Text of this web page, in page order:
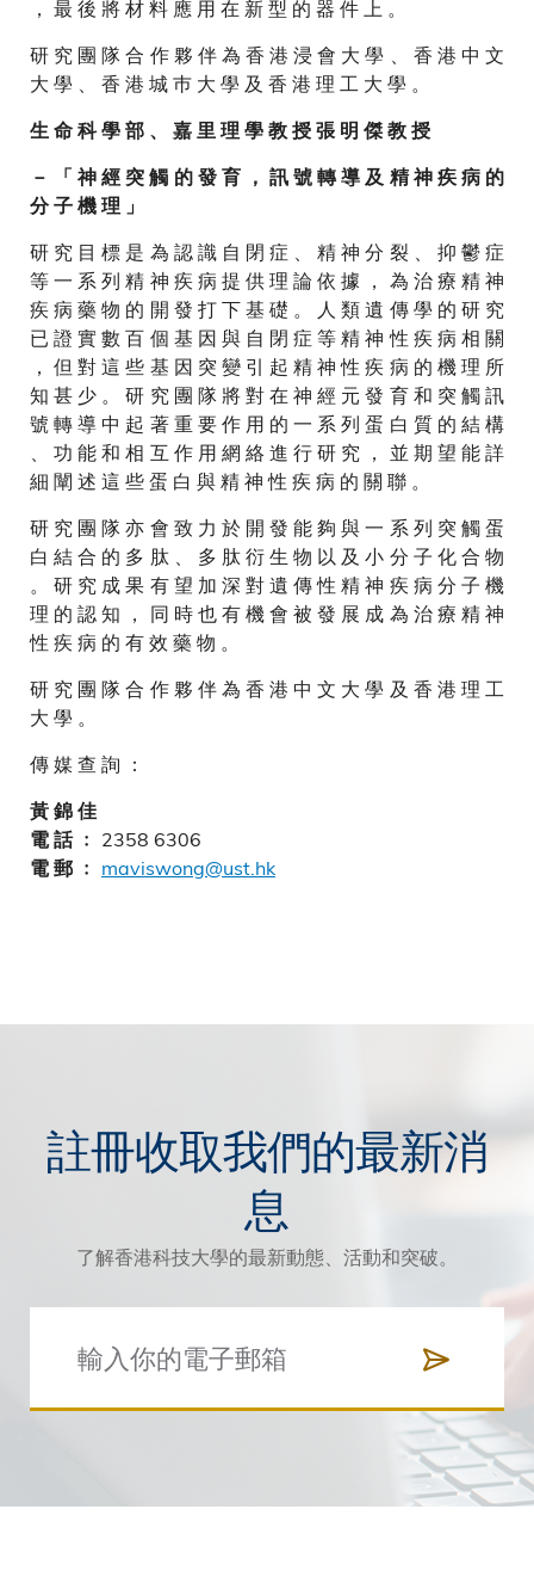
， 最 後 將 材 料 應 用 在 新 型 的 器 件 上 。
研 究 團 隊 合 作 夥 伴 為 香 港 浸 會 大 學 、 香 港 中 文
大 學 、 香 港 城 巿 大 學 及 香 港 理 工 大 學 。
生 命 科 學 部 、 嘉 里 理 學 教 授 張 明 傑 教 授
－ 「 神 經 突 觸 的 發 育 ， 訊 號 轉 導 及 精 神 疾 病 的
分 子 機 理 」
研 究 目 標 是 為 認 識 自 閉 症 、 精 神 分 裂 、 抑 鬱 症
等 一 系 列 精 神 疾 病 提 供 理 論 依 據 ， 為 治 療 精 神
疾 病 藥 物 的 開 發 打 下 基 礎 。 人 類 遺 傳 學 的 研 究
已 證 實 數 百 個 基 因 與 自 閉 症 等 精 神 性 疾 病 相 關
， 但 對 這 些 基 因 突 變 引 起 精 神 性 疾 病 的 機 理 所
知 甚 少 。 研 究 團 隊 將 對 在 神 經 元 發 育 和 突 觸 訊
號 轉 導 中 起 著 重 要 作 用 的 一 系 列 蛋 白 質 的 結 構
、 功 能 和 相 互 作 用 網 絡 進 行 研 究 ， 並 期 望 能 詳
細 闡 述 這 些 蛋 白 與 精 神 性 疾 病 的 關 聯 。
研 究 團 隊 亦 會 致 力 於 開 發 能 夠 與 一 系 列 突 觸 蛋
白 結 合 的 多 肽 、 多 肽 衍 生 物 以 及 小 分 子 化 合 物
。 研 究 成 果 有 望 加 深 對 遺 傳 性 精 神 疾 病 分 子 機
理 的 認 知 ， 同 時 也 有 機 會 被 發 展 成 為 治 療 精 神
性 疾 病 的 有 效 藥 物 。
研 究 團 隊 合 作 夥 伴 為 香 港 中 文 大 學 及 香 港 理 工
大 學 。
傳 媒 查 詢 ：
黃 錦 佳
電 話 ﹕ 2358 6306
電 郵 ﹕ maviswong@ust.hk
註冊收取我們的最新消
息
了解香港科技大學的最新動態、活動和突破。